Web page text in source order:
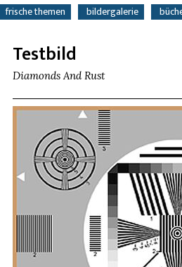
navigation
überspringen
frische themen bildergalerie
Testbild
Diamonds And Rust